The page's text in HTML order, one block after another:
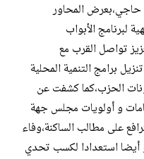
حاجي،بعرض المحاور
لبرنامج الأبواب
تواصل القرب مع
برامج التنمية المحلية
الحزب،كما كشفت عن
و أولويات مجلس جهة
على مطالب الساكنة،وفاء
أيضا استعدادا لكسب تحدي